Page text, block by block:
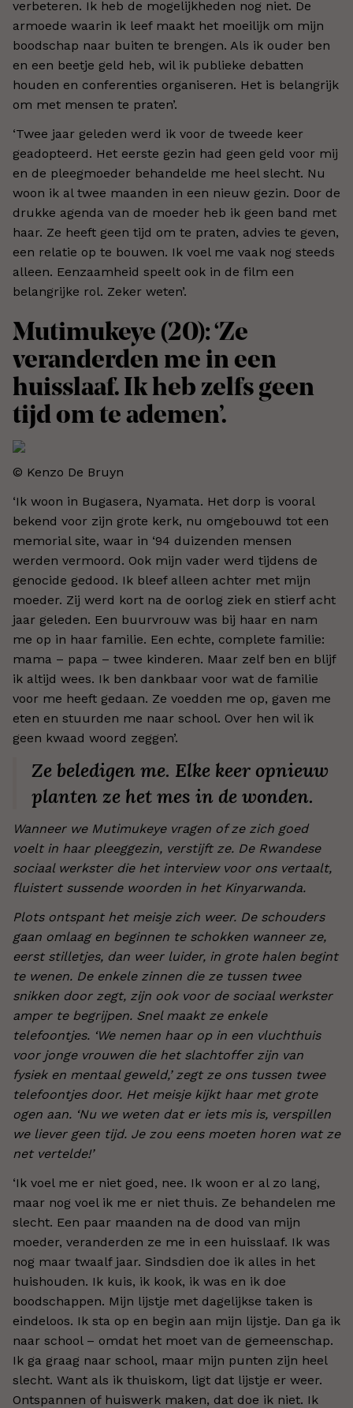
verbeteren. Ik heb de mogelijkheden nog niet. De
armoede waarin ik leef maakt het moeilijk om mijn
boodschap naar buiten te brengen. Als ik ouder ben
en een beetje geld heb, wil ik publieke debatten
houden en conferenties organiseren. Het is belangrijk
om met mensen te praten’.
‘Twee jaar geleden werd ik voor de tweede keer
geadopteerd. Het eerste gezin had geen geld voor mij
en de pleegmoeder behandelde me heel slecht. Nu
woon ik al twee maanden in een nieuw gezin. Door de
drukke agenda van de moeder heb ik geen band met
haar. Ze heeft geen tijd om te praten, advies te geven,
een relatie op te bouwen. Ik voel me vaak nog steeds
alleen. Eenzaamheid speelt ook in de film een
belangrijke rol. Zeker weten’.
Mutimukeye (20): ‘Ze
veranderden me in een
huisslaaf. Ik heb zelfs geen
tijd om te ademen’.
© Kenzo De Bruyn
‘Ik woon in Bugasera, Nyamata. Het dorp is vooral
bekend voor zijn grote kerk, nu omgebouwd tot een
memorial site, waar in ‘94 duizenden mensen
werden vermoord. Ook mijn vader werd tijdens de
genocide gedood. Ik bleef alleen achter met mijn
moeder. Zij werd kort na de oorlog ziek en stierf acht
jaar geleden. Een buurvrouw was bij haar en nam
me op in haar familie. Een echte, complete familie:
mama – papa – twee kinderen. Maar zelf ben en blijf
ik altijd wees. Ik ben dankbaar voor wat de familie
voor me heeft gedaan. Ze voedden me op, gaven me
eten en stuurden me naar school. Over hen wil ik
geen kwaad woord zeggen’.
Ze beledigen me. Elke keer opnieuw
planten ze het mes in de wonden.
Wanneer we Mutimukeye vragen of ze zich goed
voelt in haar pleeggezin, verstijft ze. De Rwandese
sociaal werkster die het interview voor ons vertaalt,
fluistert sussende woorden in het Kinyarwanda.
Plots ontspant het meisje zich weer. De schouders
gaan omlaag en beginnen te schokken wanneer ze,
eerst stilletjes, dan weer luider, in grote halen begint
te wenen. De enkele zinnen die ze tussen twee
snikken door zegt, zijn ook voor de sociaal werkster
amper te begrijpen. Snel maakt ze enkele
telefoontjes. ‘We nemen haar op in een vluchthuis
voor jonge vrouwen die het slachtoffer zijn van
fysiek en mentaal geweld,’ zegt ze ons tussen twee
telefoontjes door. Het meisje kijkt haar met grote
ogen aan. ‘Nu we weten dat er iets mis is, verspillen
we liever geen tijd. Je zou eens moeten horen wat ze
net vertelde!’
‘Ik voel me er niet goed, nee. Ik woon er al zo lang,
maar nog voel ik me er niet thuis. Ze behandelen me
slecht. Een paar maanden na de dood van mijn
moeder, veranderden ze me in een huisslaaf. Ik was
nog maar twaalf jaar. Sindsdien doe ik alles in het
huishouden. Ik kuis, ik kook, ik was en ik doe
boodschappen. Mijn lijstje met dagelijkse taken is
eindeloos. Ik sta op en begin aan mijn lijstje. Dan ga ik
naar school – omdat het moet van de gemeenschap.
Ik ga graag naar school, maar mijn punten zijn heel
slecht. Want als ik thuiskom, ligt dat lijstje er weer.
Ontspannen of huiswerk maken, dat doe ik niet. Ik